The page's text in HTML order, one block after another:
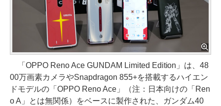
「OPPO Reno Ace GUNDAM Limited Edition」は、48
00万画素カメラやSnapdragon 855+を搭載するハイエン
ドモデルの「OPPO Reno Ace」（注：日本向けの「Ren
o A」とは無関係）をベースに製作された、ガンダム40